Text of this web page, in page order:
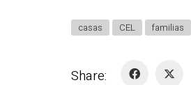
casas CEL familias
Share: